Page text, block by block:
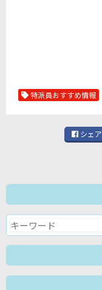
特派員おすすめ情報
シェア